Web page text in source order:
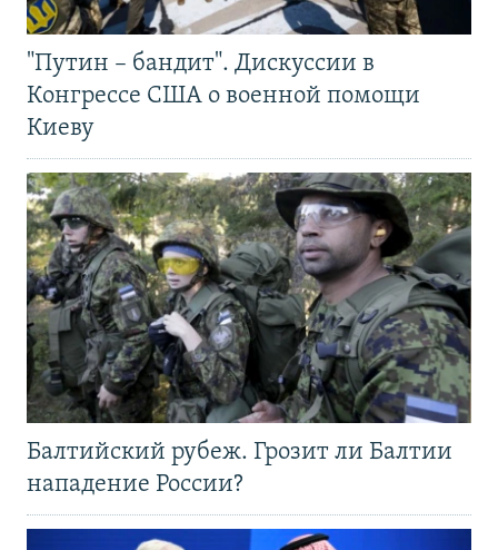
"Путин – бандит". Дискуссии в
Конгрессе США о военной помощи
Киеву
Балтийский рубеж. Грозит ли Балтии
нападение России?